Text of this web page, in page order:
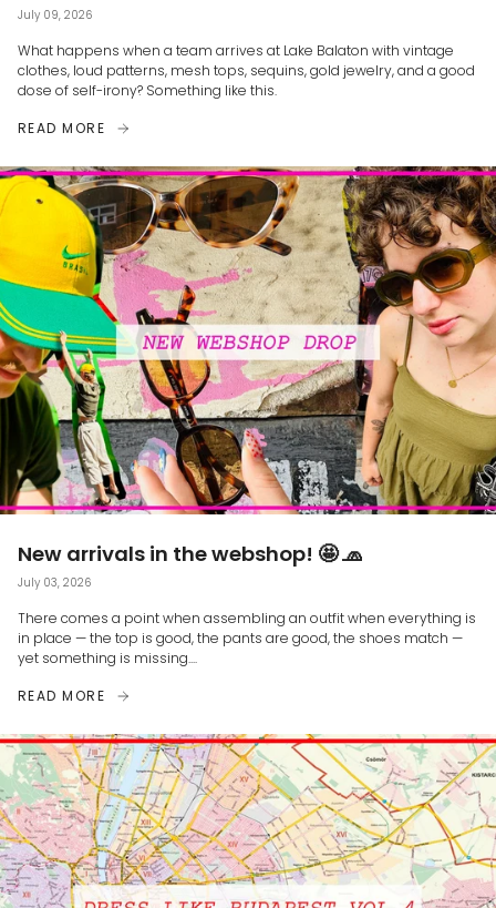
July 09, 2026
What happens when a team arrives at Lake Balaton with vintage
clothes, loud patterns, mesh tops, sequins, gold jewelry, and a good
dose of self-irony? Something like this.
READ MORE
New arrivals in the webshop! 🤩 🧢
July 03, 2026
There comes a point when assembling an outfit when everything is
in place — the top is good, the pants are good, the shoes match —
yet something is missing....
READ MORE